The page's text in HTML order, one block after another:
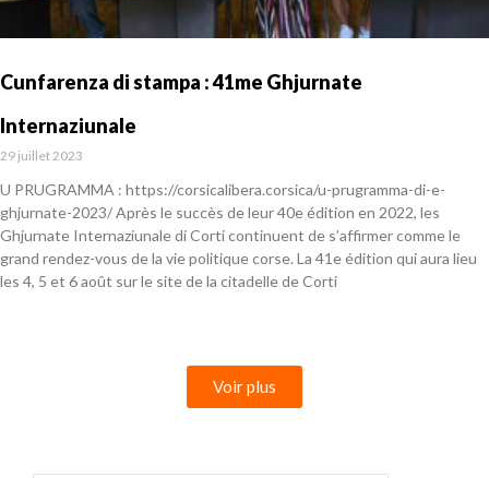
Cunfarenza di stampa : 41me Ghjurnate
Internaziunale
29 juillet 2023
U PRUGRAMMA : https://corsicalibera.corsica/u-prugramma-di-e-
ghjurnate-2023/ Après le succès de leur 40e édition en 2022, les
Ghjurnate Internaziunale di Corti continuent de s’affirmer comme le
grand rendez-vous de la vie politique corse. La 41e édition qui aura lieu
les 4, 5 et 6 août sur le site de la citadelle de Corti
Voir plus